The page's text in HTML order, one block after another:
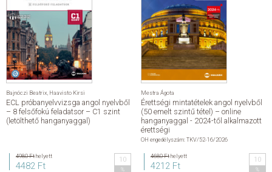
Bajnóczi Beatrix Haavisto Kirsi
ECL próbanyelvvizsga angol nyelvből
– 8 felsőfokú feladatsor – C1 szint
(letölthető hanganyaggal)
4980 Fthelyett
4482 Ft
10
Mestra Ágota
Érettségi mintatételek angol nyelvből
(50 emelt szintű tétel) – online
hanganyaggal - 2024-től alkalmazott
érettségi
OH engedélyszám: TKV/52-16/2026
4680 Fthelyett
4212 Ft
10